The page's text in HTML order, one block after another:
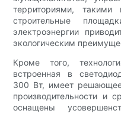
территориями,
строительные
электроэнергии
экологическим
Кроме того,
встроенная в
300 Вт, имеет
производительности и
оснащены